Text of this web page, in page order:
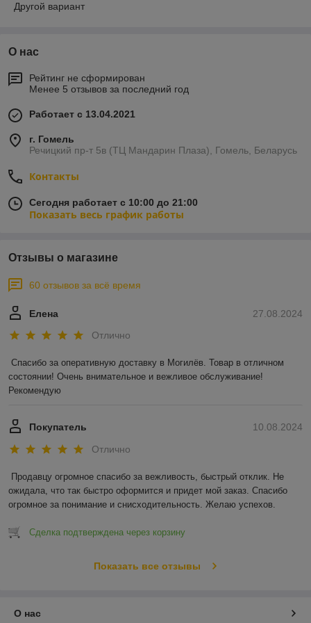
Другой вариант
О нас
Рейтинг не сформирован
Менее 5 отзывов за последний год
Работает с 13.04.2021
г. Гомель
Речицкий пр-т 5в (ТЦ Мандарин Плаза), Гомель, Беларусь
Контакты
Сегодня работает с 10:00 до 21:00
Показать весь график работы
Отзывы о магазине
60 отзывов за всё время
27.08.2024
Елена
Отлично
Спасибо за оперативную доставку в Могилёв. Товар в отличном
состоянии! Очень внимательное и вежливое обслуживание!
Рекомендую
10.08.2024
Покупатель
Отлично
Продавцу огромное спасибо за вежливость, быстрый отклик. Не
ожидала, что так быстро оформится и придет мой заказ. Спасибо
огромное за понимание и снисходительность. Желаю успехов.
Сделка подтверждена через корзину
Показать все отзывы
О нас